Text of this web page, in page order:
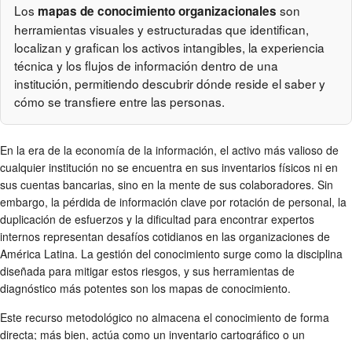
Los mapas de conocimiento organizacionales son
herramientas visuales y estructuradas que identifican,
localizan y grafican los activos intangibles, la experiencia
técnica y los flujos de información dentro de una
institución, permitiendo descubrir dónde reside el saber y
cómo se transfiere entre las personas.
En la era de la economía de la información, el activo más valioso de
cualquier institución no se encuentra en sus inventarios físicos ni en
sus cuentas bancarias, sino en la mente de sus colaboradores. Sin
embargo, la pérdida de información clave por rotación de personal, la
duplicación de esfuerzos y la dificultad para encontrar expertos
internos representan desafíos cotidianos en las organizaciones de
América Latina. La gestión del conocimiento surge como la disciplina
diseñada para mitigar estos riesgos, y sus herramientas de
diagnóstico más potentes son los mapas de conocimiento.
Este recurso metodológico no almacena el conocimiento de forma
directa; más bien, actúa como un inventario cartográfico o un